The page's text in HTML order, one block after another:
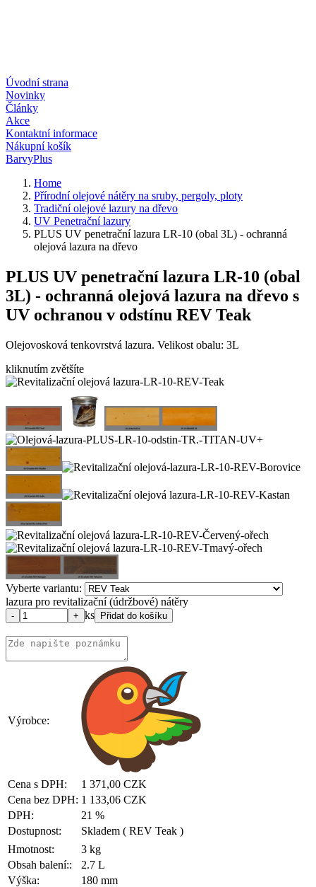
Úvodní strana
Novinky
Články
Akce
Kontaktní informace
Nákupní košík
BarvyPlus
Home
Přírodní olejové nátěry na sruby, pergoly, ploty
Tradiční olejové lazury na dřevo
UV Penetrační lazury
PLUS UV penetrační lazura LR-10 (obal 3L) - ochranná
olejová lazura na dřevo
PLUS UV penetrační lazura LR-10 (obal
3L) - ochranná olejová lazura na dřevo s
UV ochranou v odstínu REV Teak
Olejovosková tenkovrstvá lazura. Velikost obalu: 3L
kliknutím zvětšíte
Vyberte variantu:
lazura pro revitalizační (údržbové) nátěry
ks
Výrobce:
Cena s DPH:
1 371,00 CZK
Cena bez DPH: 1 133,06 CZK
DPH:
21 %
Dostupnost:
Skladem ( REV Teak )
Hmotnost:
3 kg
Obsah balení::
2.7 L
Výška:
180 mm